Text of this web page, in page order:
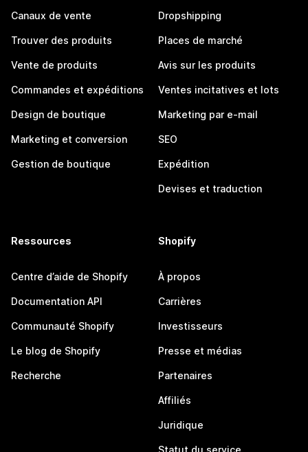
Canaux de vente
Trouver des produits
Vente de produits
Commandes et expéditions
Design de boutique
Marketing et conversion
Gestion de boutique
Dropshipping
Places de marché
Avis sur les produits
Ventes incitatives et lots
Marketing par e-mail
SEO
Expédition
Devises et traduction
Ressources
Centre d’aide de Shopify
Documentation API
Communauté Shopify
Le blog de Shopify
Recherche
Shopify
À propos
Carrières
Investisseurs
Presse et médias
Partenaires
Affiliés
Juridique
Statut du service